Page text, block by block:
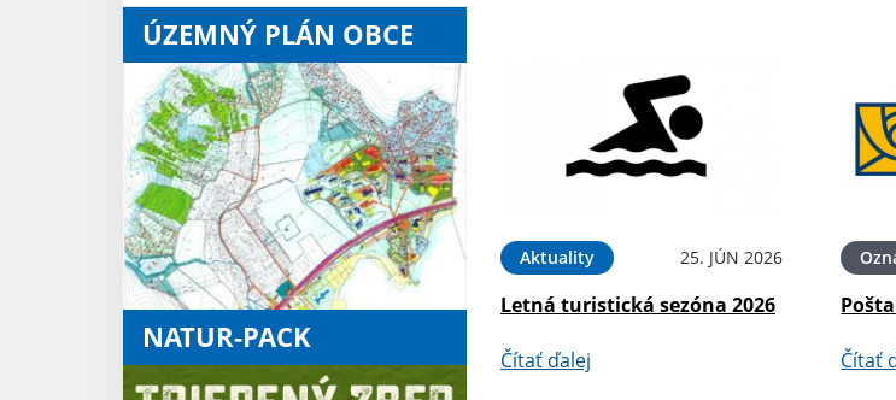
ÚZEMNÝ PLÁN OBCE
NATUR-PACK
Aktuality 25. JÚN 2026
Letná turistická sezóna 2026
Čítať ďalej Čítať